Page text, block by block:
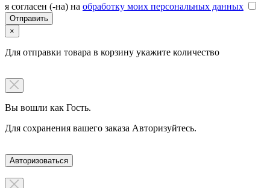
я согласен (-на) на обработку моих персональных данных
×
Для отправки товара в корзину укажите количество
Вы вошли как Гость.
Для сохранения вашего заказа Авторизуйтесь.
Авторизоваться